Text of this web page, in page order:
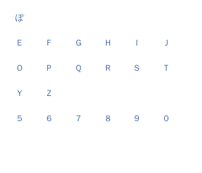
ぽ
Ｅ Ｆ Ｇ Ｈ Ｉ Ｊ
Ｏ Ｐ Ｑ Ｒ Ｓ Ｔ
Ｙ Ｚ
５ ６ ７ ８ ９ ０